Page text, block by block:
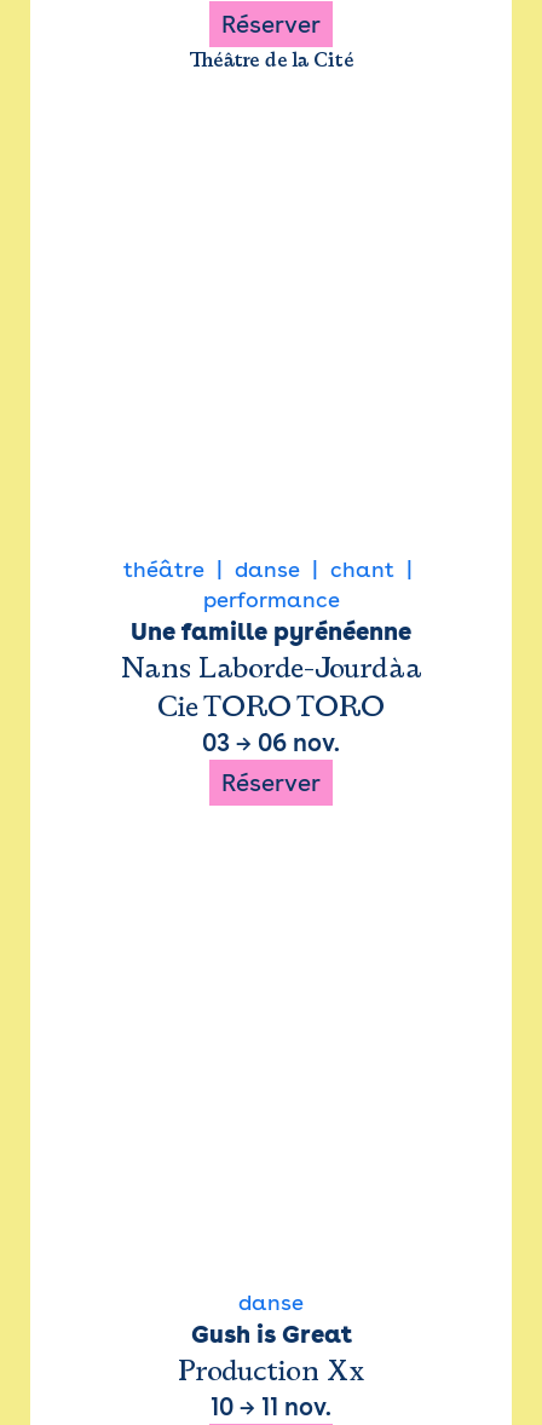
Réserver
Théâtre de la Cité
théâtre danse
chant
performance
Une famille pyrénéenne
Nans Laborde-Jourdàa
Cie TORO TORO
03 → 06 nov.
Réserver
danse
Gush is Great
Production Xx
10 → 11 nov.